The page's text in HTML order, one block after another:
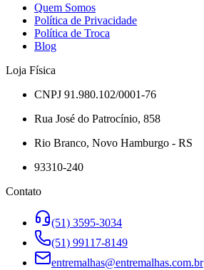
Quem Somos
Política de Privacidade
Política de Troca
Blog
Loja Física
CNPJ 91.980.102/0001-76
Rua José do Patrocínio, 858
Rio Branco, Novo Hamburgo - RS
93310-240
Contato
(51) 3595-3034
(51) 99117-8149
entremalhas@entremalhas.com.br